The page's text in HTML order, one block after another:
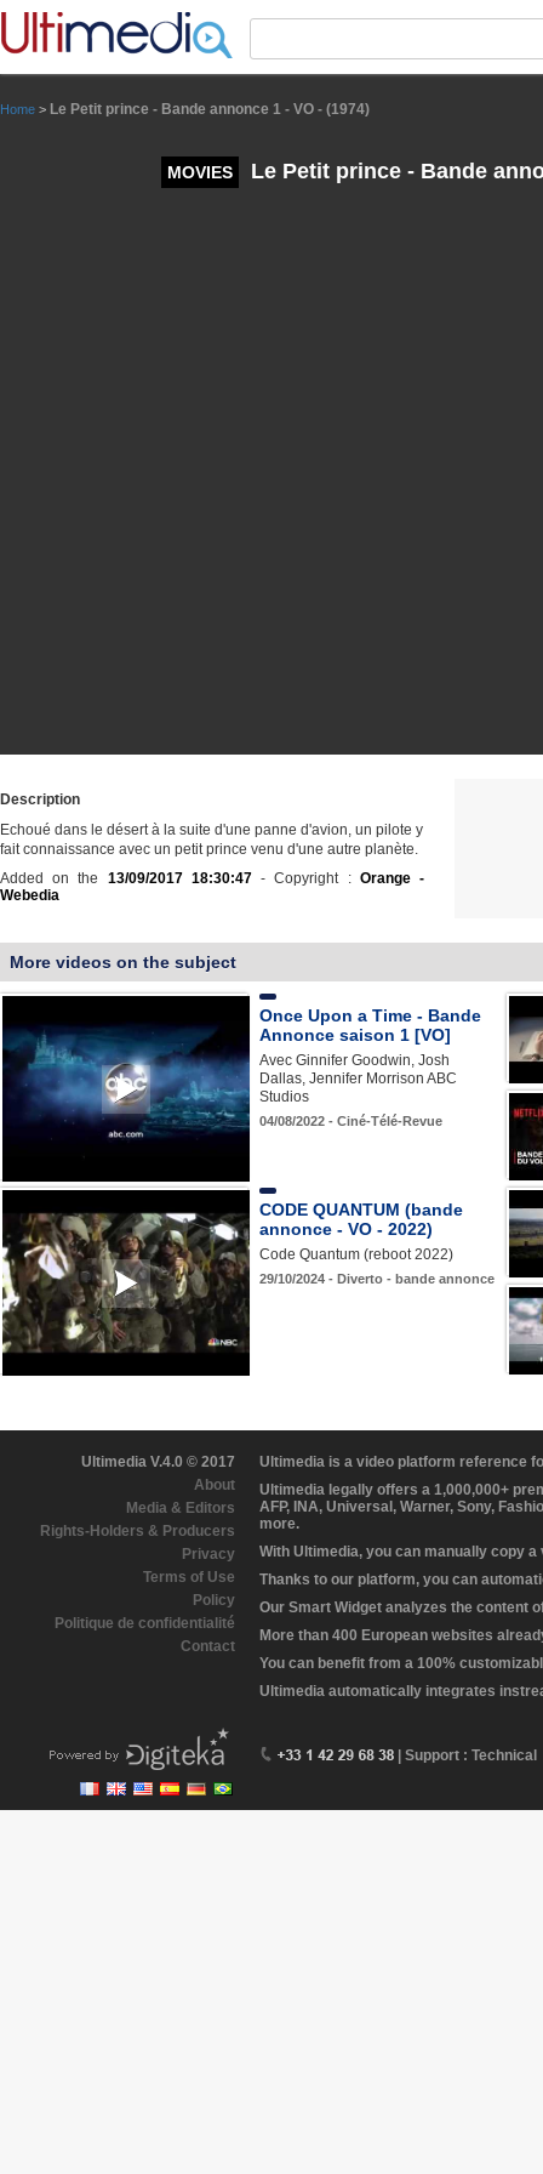
Home > Le Petit prince - Bande annonce 1 - VO - (1974)
MOVIES Le Petit prince - Bande
Description
Echoué dans le désert à la suite d'une panne d'avion, un pilote y
fait connaissance avec un petit prince venu d'une autre planète.
Added on the 13/09/2017 18:30:47- Copyright : Orange -
Webedia
More videos on the subject
Once Upon a Time - Bande
Annonce saison 1 [VO]
Avec Ginnifer Goodwin, Josh
Dallas, Jennifer Morrison ABC
Studios
04/08/2022 - Ciné-Télé-Revue
CODE QUANTUM (bande
annonce - VO - 2022)
Code Quantum (reboot 2022)
29/10/2024 - Diverto - bande annonce
Ultimedia V.4.0 © 2017
About
Media & Editors
Rights-Holders & Producers
Privacy
Terms of Use
Policy
Politique de confidentialité
Contact
Ultimedia is a video platform reference
Ultimedia legally offers a 1,000,000+
AFP, INA, Universal, Warner, Sony,
more.
With Ultimedia, you can manually copy
Thanks to our platform, you can
Our Smart Widget analyzes the content
More than 400 European websites
You can benefit from a 100%
Ultimedia automatically integrates
| Support : Technical
Panneau de gestion des cookies